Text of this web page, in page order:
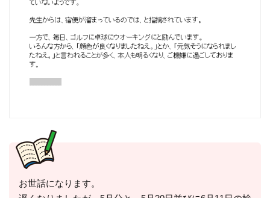
お世話になります。